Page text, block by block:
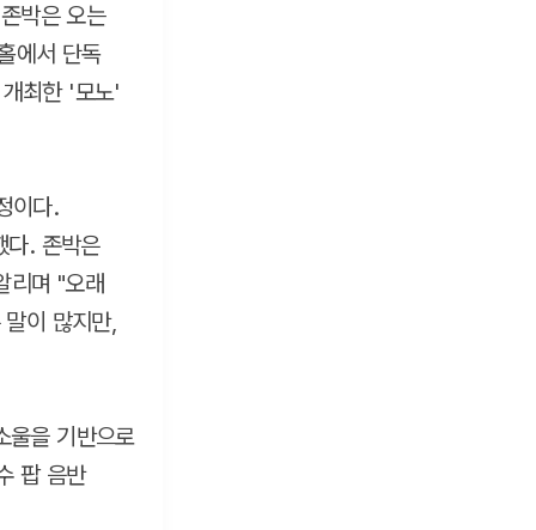
박은 오는
에서 단독
최한 '모노'
이다.
다. 존박은
리며 "오래
이 많지만,
을 기반으로
팝 음반